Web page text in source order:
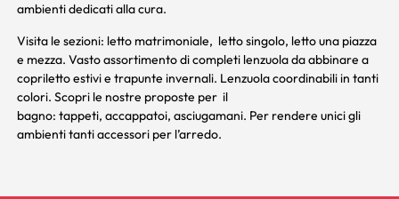
ambienti dedicati alla cura.
Visita le sezioni: letto matrimoniale, letto singolo, letto una piazza
e mezza. Vasto assortimento di completi lenzuola da abbinare a
copriletto estivi e trapunte invernali. Lenzuola coordinabili in tanti
colori. Scopri le nostre proposte per il
bagno: tappeti, accappatoi, asciugamani. Per rendere unici gli
ambienti tanti accessori per l’arredo.